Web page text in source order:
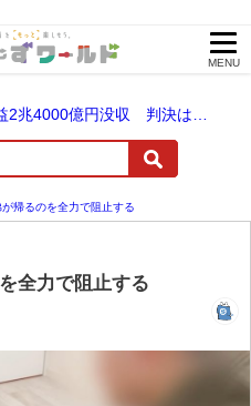
MENU
帰るのを全力で阻止する
全力で阻止する